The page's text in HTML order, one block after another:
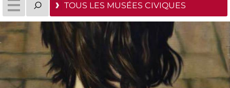
TOUS LES MUSÉES CIVIQUES